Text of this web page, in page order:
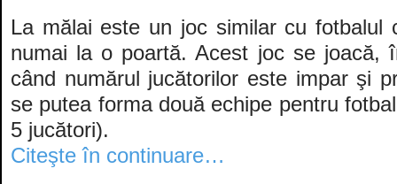
La mălai este un joc similar cu fotbalul
numai la o poartă. Acest joc se joacă,
când numărul jucătorilor este impar şi
se putea forma două echipe pentru
5 jucători).
Citeşte în continuare…